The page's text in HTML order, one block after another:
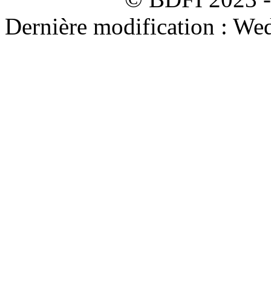
Dernière modification :